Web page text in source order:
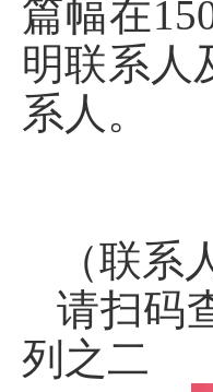
篇幅在
明联系人
系人。
（联系
请扫码
列之二